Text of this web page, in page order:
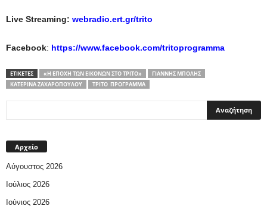
Live Streaming: webradio.ert.gr/trito
Facebook: https://www.facebook.com/tritoprogramma
ΕΤΙΚΕΤΕΣ «Η ΕΠΟΧΉ ΤΩΝ ΕΙΚΌΝΩΝ ΣΤΟ ΤΡΊΤΟ»
ΓΙΆΝΝΗΣ ΜΠΌΛΗΣ
ΚΑΤΕΡΊΝΑ ΖΑΧΑΡΟΠΟΎΛΟΥ
ΤΡΊΤΟ ΠΡΌΓΡΑΜΜΑ
Αρχείο
Αύγουστος 2026
Ιούλιος 2026
Ιούνιος 2026